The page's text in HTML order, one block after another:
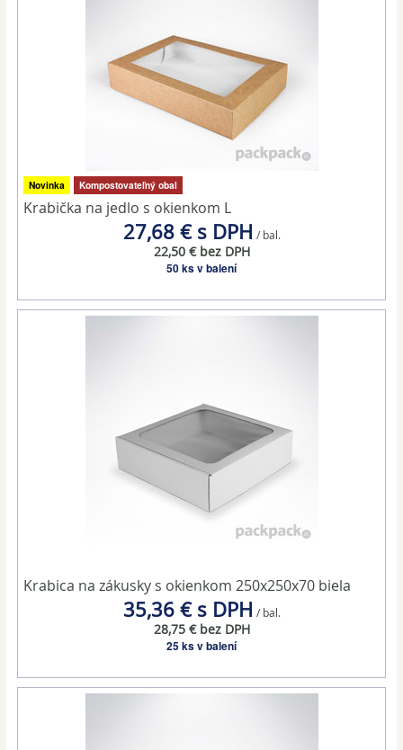
Novinka Kompostovateľný obal
Krabička na jedlo s okienkom L
27,68 € s DPH / bal.
22,50 € bez DPH
50 ks v balení
Krabica na zákusky s okienkom 250x250x70 biela
35,36 € s DPH / bal.
28,75 € bez DPH
25 ks v balení